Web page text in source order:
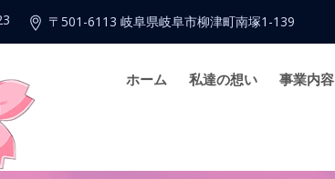
〒501-6113 岐阜県岐阜市柳津町南塚1-139
ホーム 私達の想い 事業内容